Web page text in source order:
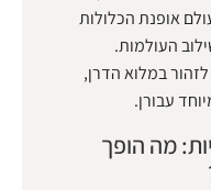
אופנת הכלולות
העולמות.
במלוא הדרן,
עבורן.
מה הופך